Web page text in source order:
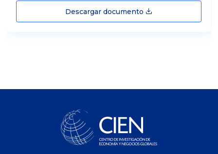
Descargar documento